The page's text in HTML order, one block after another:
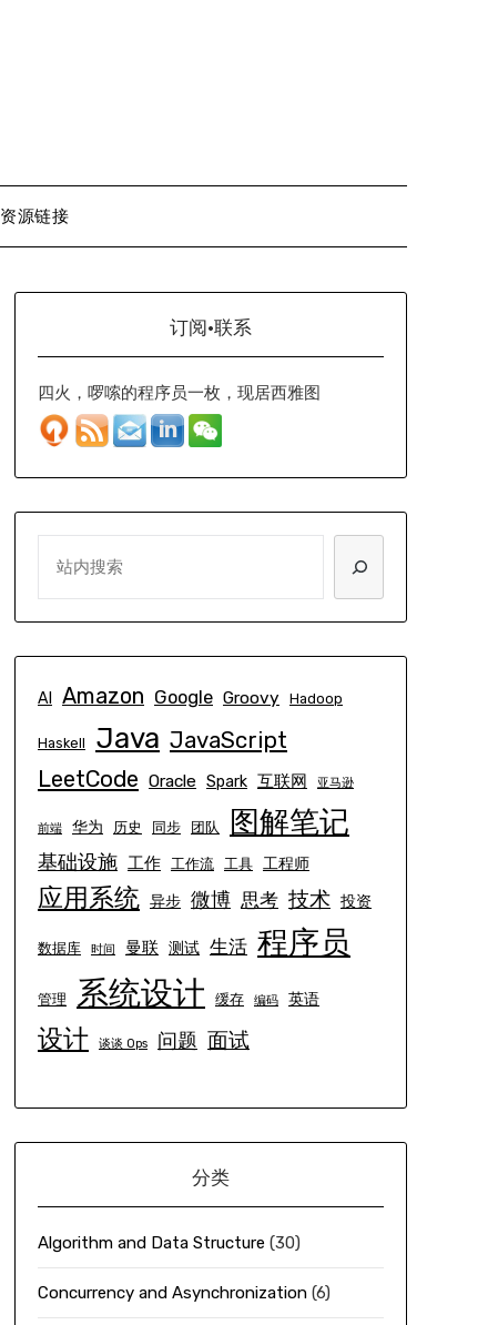
资源链接
订阅·联系
四火，啰嗦的程序员一枚，现居西雅图
AI Amazon Google Groovy Hadoop
Haskell Java JavaScript
LeetCode Oracle Spark 互联网 亚马逊
前端 华为 历史 同步 团队 图解笔记
基础设施 工作 工作流 工具 工程师
应用系统 异步 微博 思考 技术 投资
数据库 时间 曼联 测试 生活 程序员
管理 系统设计 缓存 编码 英语
设计 谈谈 Ops 问题 面试
分类
Algorithm and Data Structure (30)
Concurrency and Asynchronization(6)